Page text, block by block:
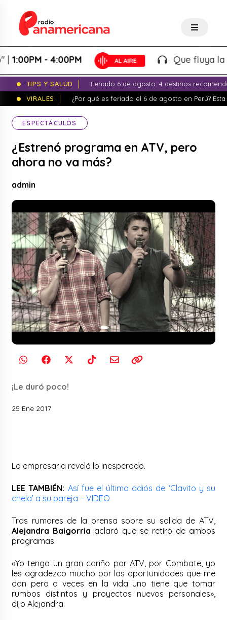
- 4:00PM Que fluya la
TIPS Y SALUD
Feriado 6 de agosto: 4 destinos
VIRALES
¿Por qué es feriado el 6 de agosto en Perú?
ESPECTÁCULOS
¿Estrenó programa en ATV, pero
ahora no va más?
admin
¡Le duró poco!
25 Ene 2017
La empresaria reveló lo inesperado.
LEE TAMBIÉN: Así fue el último adiós de ‘Clavito y su
chela’ a su pareja – VIDEO
Tras rumores de la prensa sobre su salida de ATV,
Alejandra Baigorria aclaró que se retiró de ambos
programas.
«Yo tengo un gran cariño por ATV, por Combate, yo
les agradezco mucho por las oportunidades que me
dan pero a veces en la vida uno tiene que tomar
rumbos distintos y proyectos nuevos personales»,
dijo Alejandra.